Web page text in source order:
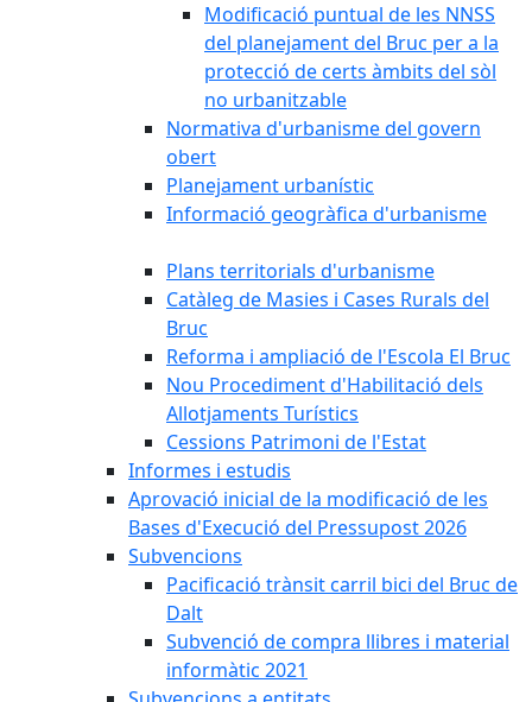
Modificació puntual de les NNSS
del planejament del Bruc per a la
protecció de certs àmbits del sòl
no urbanitzable
Normativa d'urbanisme del govern
obert
Planejament urbanístic
Informació geogràfica d'urbanisme
Plans territorials d'urbanisme
Catàleg de Masies i Cases Rurals del
Bruc
Reforma i ampliació de l'Escola El Bruc
Nou Procediment d'Habilitació dels
Allotjaments Turístics
Cessions Patrimoni de l'Estat
Informes i estudis
Aprovació inicial de la modificació de les
Bases d'Execució del Pressupost 2026
Subvencions
Pacificació trànsit carril bici del Bruc de
Dalt
Subvenció de compra llibres i material
informàtic 2021